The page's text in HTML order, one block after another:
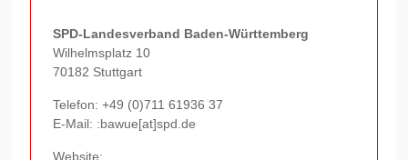
SPD-Landesverband Baden-Württemberg
Wilhelmsplatz 10
70182 Stuttgart
Telefon:+49 (0)711 61936 37
E-Mail: :bawue[at]spd.de
Website: